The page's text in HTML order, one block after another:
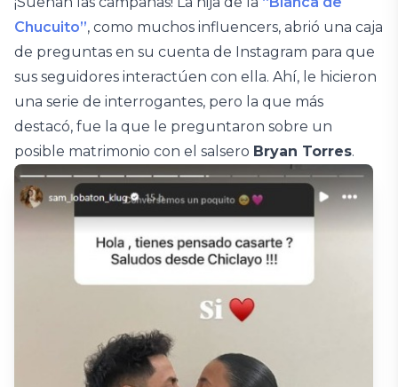
Chucuito”, como muchos influencers, abrió una caja
de preguntas en su cuenta de Instagram para que
sus seguidores interactúen con ella. Ahí, le hicieron
una serie de interrogantes, pero la que más
destacó, fue la que le preguntaron sobre un
posible matrimonio con el salsero Bryan Torres.